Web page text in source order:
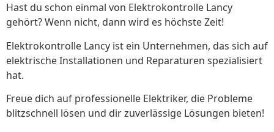
Hast du schon einmal von Elektrokontrolle Lancy
gehört? Wenn nicht, dann wird es höchste Zeit!
Elektrokontrolle Lancy ist ein Unternehmen, das sich auf
elektrische Installationen und Reparaturen spezialisiert
hat.
Freue dich auf professionelle Elektriker, die Probleme
blitzschnell lösen und dir zuverlässige Lösungen bieten!